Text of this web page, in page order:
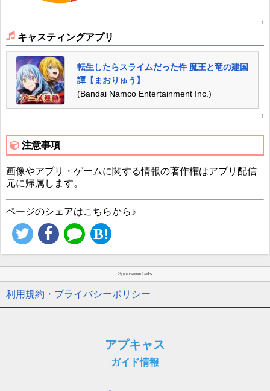
↑
キャスティングアプリ
転生したらスライムだった件 魔王と竜の建国
譚【まおりゅう】
(Bandai Namco Entertainment Inc.)
↑
注意事項
画像やアプリ・ゲームに関する情報の著作権はアプリ配信
元に帰属します。
ページのシェアはこちらから♪
Sponsored ads
利用規約・プライバシーポリシー
アプキャス
ガイド情報